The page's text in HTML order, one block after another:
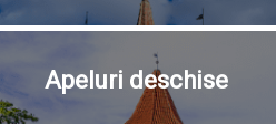
Apeluri deschise